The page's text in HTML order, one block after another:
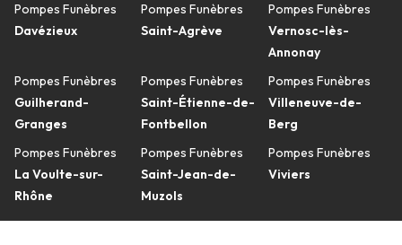
Pompes Funèbres
Davézieux
Pompes Funèbres
Guilherand-
Granges
Pompes Funèbres
La Voulte-sur-
Rhône
Pompes Funèbres
Saint-Agrève
Pompes Funèbres
Saint-Étienne-de-
Fontbellon
Pompes Funèbres
Saint-Jean-de-
Muzols
Pompes Funèbres
Vernosc-lès-
Annonay
Pompes Funèbres
Villeneuve-de-
Berg
Pompes Funèbres
Viviers